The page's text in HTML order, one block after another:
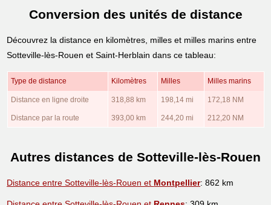
Conversion des unités de distance
Découvrez la distance en kilomètres, milles et milles marins entre
Sotteville-lès-Rouen et Saint-Herblain dans ce tableau:
Type de distance Kilomètres Milles Milles marins
Distance en ligne droite 318,88 km 198,14 mi 172,18 NM
Distance par la route 393,00 km 244,20 mi 212,20 NM
Autres distances de Sotteville-lès-Rouen
Distance entre Sotteville-lès-Rouen et Montpellier: 862 km